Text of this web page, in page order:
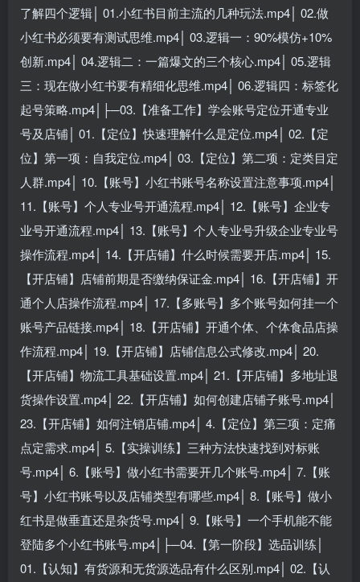
了解四个逻辑│ 01.小红书目前主流的几种玩法.mp4│ 02.做
小红书必须要有测试思维.mp4│ 03.逻辑一：90%模仿+10%
创新.mp4│ 04.逻辑二：一篇爆文的三个核心.mp4│ 05.逻辑
三：现在做小红书要有精细化思维.mp4│ 06.逻辑四：标签化
起号策略.mp4│├─03.【准备工作】学会账号定位开通专业
号及店铺│ 01.【定位】快速理解什么是定位.mp4│ 02.【定
位】第一项：自我定位.mp4│ 03.【定位】第二项：定类目定
人群.mp4│ 10.【账号】小红书账号名称设置注意事项.mp4│
11.【账号】个人专业号开通流程.mp4│ 12.【账号】企业专
业号开通流程.mp4│ 13.【账号】个人专业号升级企业专业号
操作流程.mp4│ 14.【开店铺】什么时候需要开店.mp4│ 15.
【开店铺】店铺前期是否缴纳保证金.mp4│ 16.【开店铺】开
通个人店操作流程.mp4│ 17.【多账号】多个账号如何挂一个
账号产品链接.mp4│ 18.【开店铺】开通个体、个体食品店操
作流程.mp4│ 19.【开店铺】店铺信息公式修改.mp4│ 20.
【开店铺】物流工具基础设置.mp4│ 21.【开店铺】多地址退
货操作设置.mp4│ 22.【开店铺】如何创建店铺子账号.mp4│
23.【开店铺】如何注销店铺.mp4│ 4.【定位】第三项：定痛
点定需求.mp4│ 5.【实操训练】三种方法快速找到对标账
号.mp4│ 6.【账号】做小红书需要开几个账号.mp4│ 7.【账
号】小红书账号以及店铺类型有哪些.mp4│ 8.【账号】做小
红书是做垂直还是杂货号.mp4│ 9.【账号】一个手机能不能
登陆多个小红书账号.mp4│├─04.【第一阶段】选品训练│
01.【认知】有货源和无货源选品有什么区别.mp4│ 02.【认